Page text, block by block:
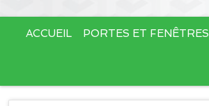
ACCUEIL PORTES ET FENÊTRES